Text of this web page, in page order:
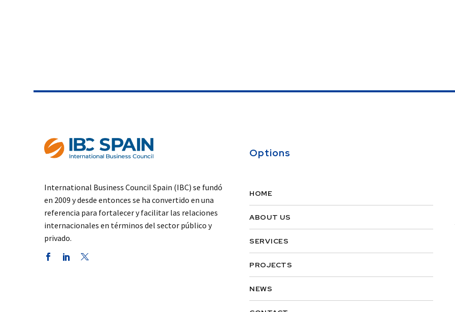
International Business Council Spain (IBC) se fundó
en 2009 y desde entonces se ha convertido en una
referencia para fortalecer y facilitar las relaciones
internacionales en términos del sector público y
privado.
Options
HOME
ABOUT US
SERVICES
PROJECTS
NEWS